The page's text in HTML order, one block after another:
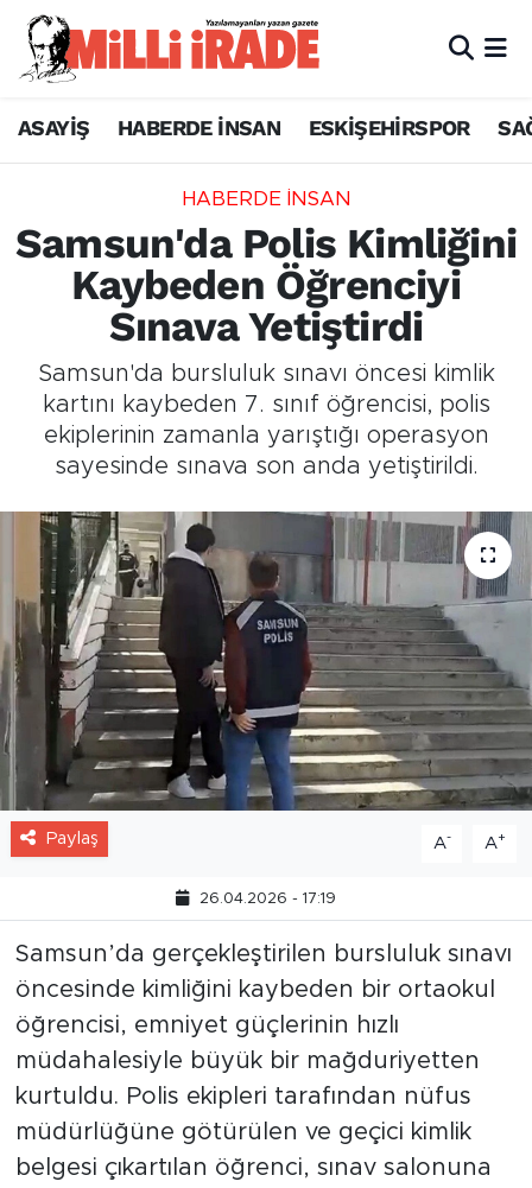
ASAYİŞ HABERDE İNSAN ESKİŞEHİRSPOR
HABERDE İNSAN
Samsun'da Polis Kimliğini
Kaybeden Öğrenciyi
Sınava Yetiştirdi
Samsun'da bursluluk sınavı öncesi kimlik
kartını kaybeden 7. sınıf öğrencisi, polis
ekiplerinin zamanla yarıştığı operasyon
sayesinde sınava son anda yetiştirildi.
Paylaş A- A+
26.04.2026 - 17:19
Samsun’da gerçekleştirilen bursluluk sınavı
öncesinde kimliğini kaybeden bir ortaokul
öğrencisi, emniyet güçlerinin hızlı
müdahalesiyle büyük bir mağduriyetten
kurtuldu. Polis ekipleri tarafından nüfus
müdürlüğüne götürülen ve geçici kimlik
belgesi çıkartılan öğrenci, sınav salonuna